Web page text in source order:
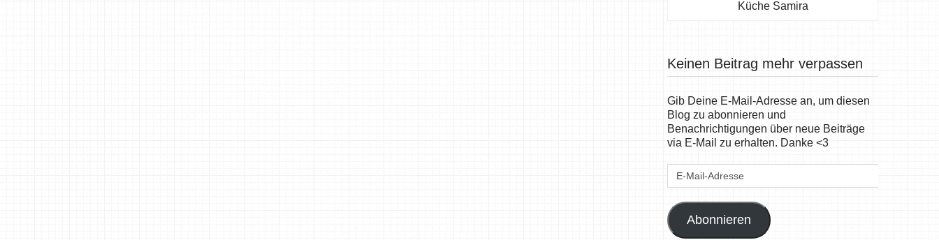
Küche Samira
Keinen Beitrag mehr verpassen
Gib Deine E-Mail-Adresse an, um diesen
Blog zu abonnieren und
Benachrichtigungen über neue Beiträge
via E-Mail zu erhalten. Danke <3
E-
Abonnieren